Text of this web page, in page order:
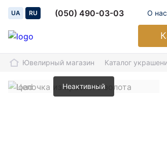
UA RU (050) 490-03-03 О нас
Ювелирный магазин Каталог
Неактивный